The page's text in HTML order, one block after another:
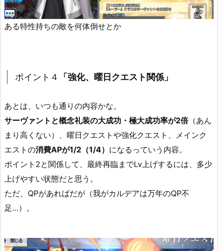
ある特性持ちの敵を何体倒せとか
ポイント４ 「 強化、曜日クエスト関係」
あとは、いつも通りの内容かな。
サーヴァントと概念礼装の大成功・極大成功率が2倍（あん
まり高くない）、曜日クエストや強化クエスト、メインク
エストの消費APが1/2（1/4） になるっていう内容。
ポイント2と関係して、最終再臨までLv上げするには、多少
上げやすい状態だと思う。
ただ、QPがあればだが（我がカルデアは万年のQP不
足…）。